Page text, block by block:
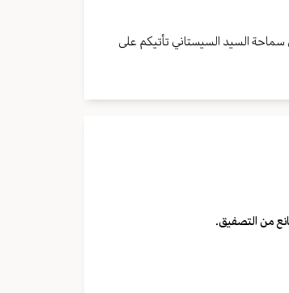
السيد السيستاني تأتيكم على
من التصفيق.